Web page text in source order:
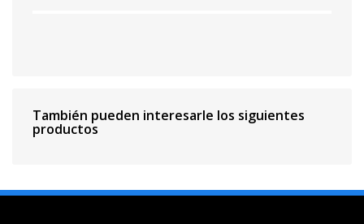
También pueden interesarle los siguientes
productos